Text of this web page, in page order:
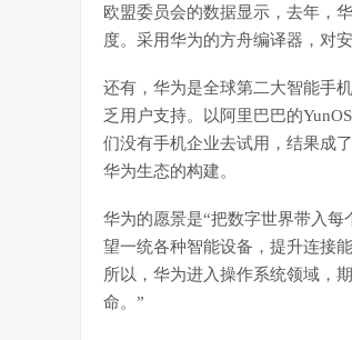
欧盟委员会的数据显示，去年，
度。采用华为的方舟编译器，对
还有，华为是全球第二大智能手
乏用户支持。以阿里巴巴的
们没有手机企业去试用，结果成
华为生态的构建。
华为的愿景是“把数字世界带入
望一统各种智能设备，提升连接
所以，华为进入操作系统领域，
命。”